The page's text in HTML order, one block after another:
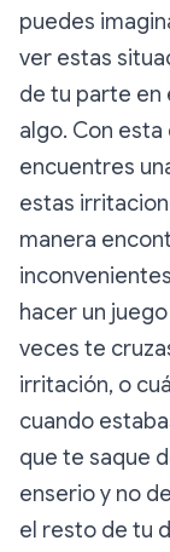
puedes
ver estas
de tu parte en
algo. Con
encuentres
estas
manera
hacer un
veces te
irritación, o
cuando
que te saque
enserio y no
el resto de tu